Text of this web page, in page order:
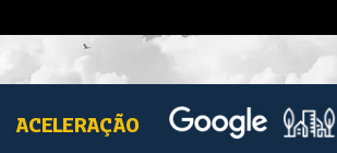
ACELERAÇÃO